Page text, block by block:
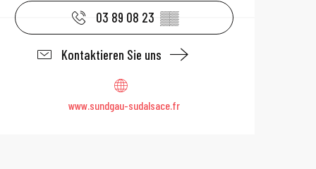
03 89 08 23 ▒▒
Kontaktieren Sie uns
www.sundgau-sudalsace.fr